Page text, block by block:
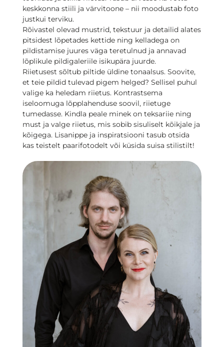
keskkonna stiili ja värvitoone – nii moodustab foto
justkui terviku.
Rõivastel olevad mustrid, tekstuur ja detailid alates
pitsidest lõpetades kettide ning kelladega on
pildistamise juures väga teretulnud ja annavad
lõplikule pildigaleriile isikupära juurde.
Riietusest sõltub piltide üldine tonaalsus. Soovite,
et teie pildid tulevad pigem helged? Sellisel puhul
valige ka heledam riietus. Kontrastsema
iseloomuga lõpplahenduse soovil, riietuge
tumedasse. Kindla peale minek on teksariie ning
must ja valge riietus, mis sobib sisuliselt kõikjale ja
kõigega. Lisanippe ja inspiratsiooni tasub otsida
kas teistelt paarifotodelt või küsida suisa stilistilt!